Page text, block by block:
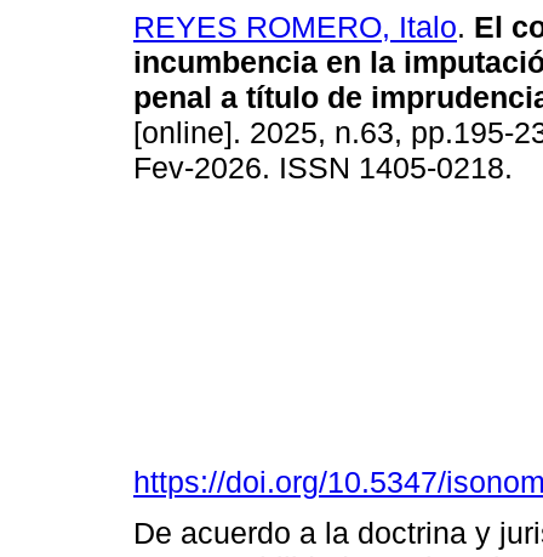
REYES ROMERO, Italo. El
incumbencia en la
penal a título de
[online]. 2025, n.63, pp.195-
Fev-2026. ISSN 1405-0218.
https://doi.org/10.5347/
De acuerdo a la doctrina y